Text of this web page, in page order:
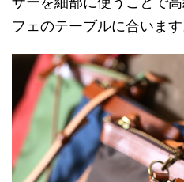
フェのテーブルに合います